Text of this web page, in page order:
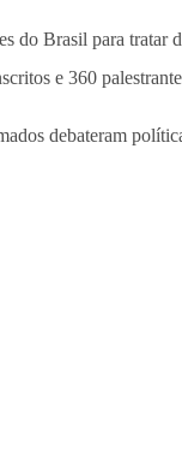
Brasil para
e 360
debateram